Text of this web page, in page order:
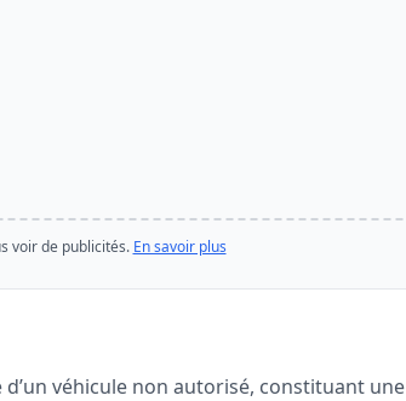
voir de publicités. En savoir plus
véhicule non autorisé, constituant une